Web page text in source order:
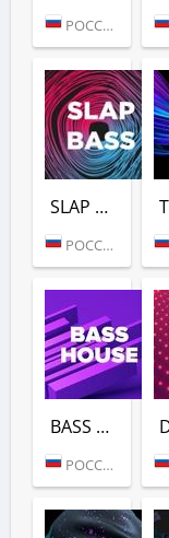
РОССИЯ (МОСКВА)
SLAP BASS (DFM)
РОССИЯ (МОСКВА)
BASS HOUSE (DFM)
РОССИЯ (МОСКВА)